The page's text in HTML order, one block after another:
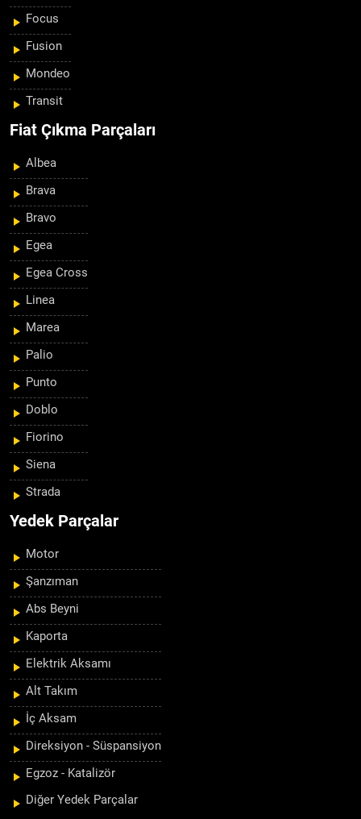
Focus
Fusion
Mondeo
Transit
Fiat Çıkma Parçaları
Albea
Brava
Bravo
Egea
Egea Cross
Linea
Marea
Palio
Punto
Doblo
Fiorino
Siena
Strada
Yedek Parçalar
Motor
Şanzıman
Abs Beyni
Kaporta
Elektrik Aksamı
Alt Takım
İç Aksam
Direksiyon - Süspansiyon
Egzoz - Katalizör
Diğer Yedek Parçalar